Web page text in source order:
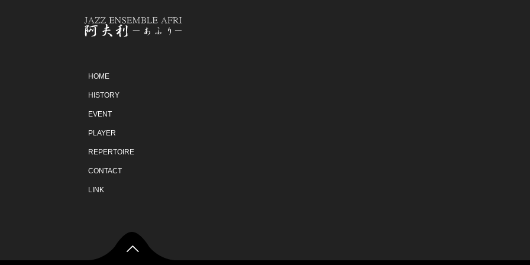
HOME
HISTORY
EVENT
PLAYER
REPERTOIRE
CONTACT
LINK
